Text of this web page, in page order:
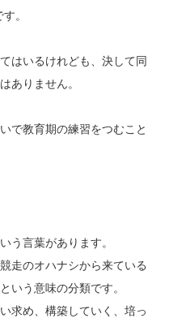
。
はいるけれども、決して同
ありません。
で教育期の練習をつむこと
う言葉があります。
走のオハナシから来ている
いう意味の分類です。
求め、構築していく、培っ